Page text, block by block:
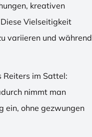
kreativen
Vielseitigkeit
variieren und während
Reiters im Sattel:
nimmt man
ein, ohne gezwungen